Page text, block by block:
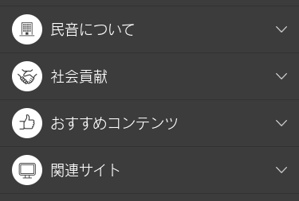
民音について
社会貢献
おすすめコンテンツ
関連サイト